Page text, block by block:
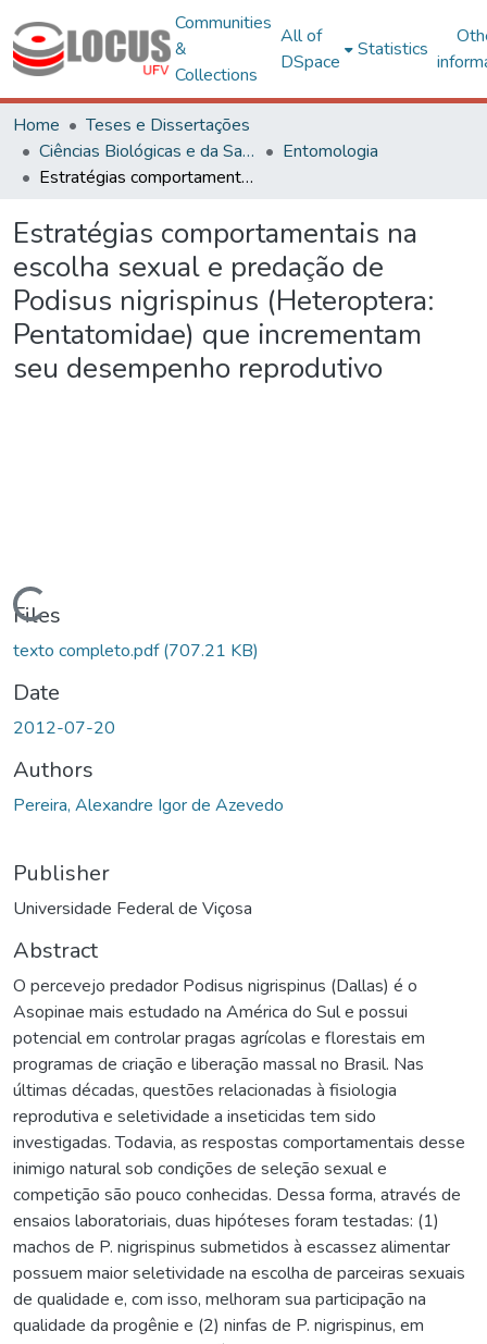
Communities
&
Collections
All of
DSpace
Statistics
Home
Teses e Dissertações
Ciências Biológicas e da Saúde
Entomologia
Estratégias comportamentais na escolha sexual e predação de Podisus nigrispinus (Heteroptera: Pentatomidae) que incrementam seu desempenho reprodutivo
Estratégias comportamentais na
escolha sexual e predação de
Podisus nigrispinus (Heteroptera:
Pentatomidae) que incrementam
seu desempenho reprodutivo
Files
texto completo.pdf(707.21 KB)
Date
2012-07-20
Authors
Pereira, Alexandre Igor de Azevedo
Publisher
Universidade Federal de Viçosa
Abstract
O percevejo predador Podisus nigrispinus (Dallas) é o
Asopinae mais estudado na América do Sul e possui
potencial em controlar pragas agrícolas e florestais em
programas de criação e liberação massal no Brasil. Nas
últimas décadas, questões relacionadas à fisiologia
reprodutiva e seletividade a inseticidas tem sido
investigadas. Todavia, as respostas comportamentais desse
inimigo natural sob condições de seleção sexual e
competição são pouco conhecidas. Dessa forma, através de
ensaios laboratoriais, duas hipóteses foram testadas: (1)
machos de P. nigrispinus submetidos à escassez alimentar
possuem maior seletividade na escolha de parceiras sexuais
de qualidade e, com isso, melhoram sua participação na
qualidade da progênie e (2) ninfas de P. nigrispinus, em